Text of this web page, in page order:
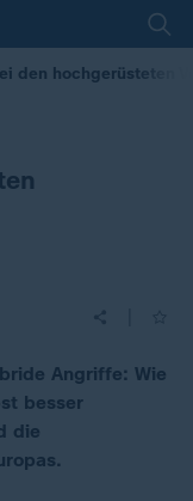
den hochgerüsteten
Angriffe: Wie
besser
die